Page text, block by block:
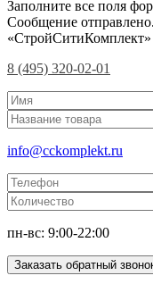
Заполните все поля
Сообщение
8 (495) 320-02-01
info@cckomplekt.ru
пн-вс: 9:00-22:00
Заказать обратный